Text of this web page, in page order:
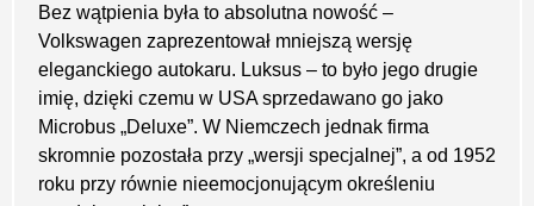
Bez wątpienia była to absolutna nowość –
Volkswagen zaprezentował mniejszą wersję
eleganckiego autokaru. Luksus – to było jego drugie
imię, dzięki czemu w USA sprzedawano go jako
Microbus „Deluxe”. W Niemczech jednak firma
skromnie pozostała przy „wersji specjalnej”, a od 1952
roku przy równie nieemocjonującym określeniu